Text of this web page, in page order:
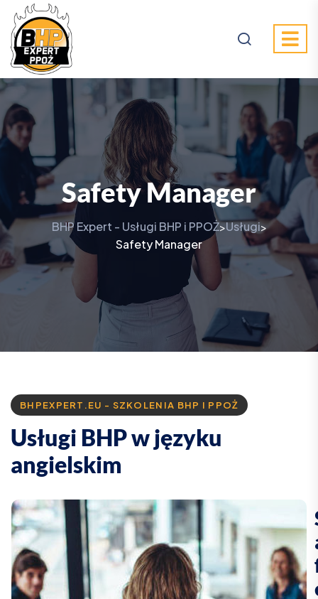
Safety Manager
BHP Expert - Usługi BHP i PPOŻ>Usługi>
Safety Manager
BHPEXPERT.EU - SZKOLENIA BHP I PPOŻ
Usługi BHPwjęzyku
angielskim